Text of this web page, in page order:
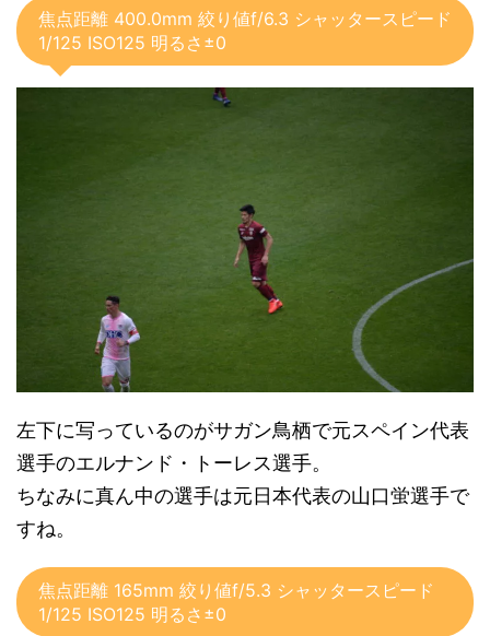
焦点距離 400.0mm 絞り値f/6.3 シャッタースピード
1/125 ISO125 明るさ±0
左下に写っているのがサガン鳥栖で元スペイン代表
選手のエルナンド・トーレス選手。
ちなみに真ん中の選手は元日本代表の山口蛍選手で
すね。
焦点距離 165mm 絞り値f/5.3 シャッタースピード
1/125 ISO125 明るさ±0